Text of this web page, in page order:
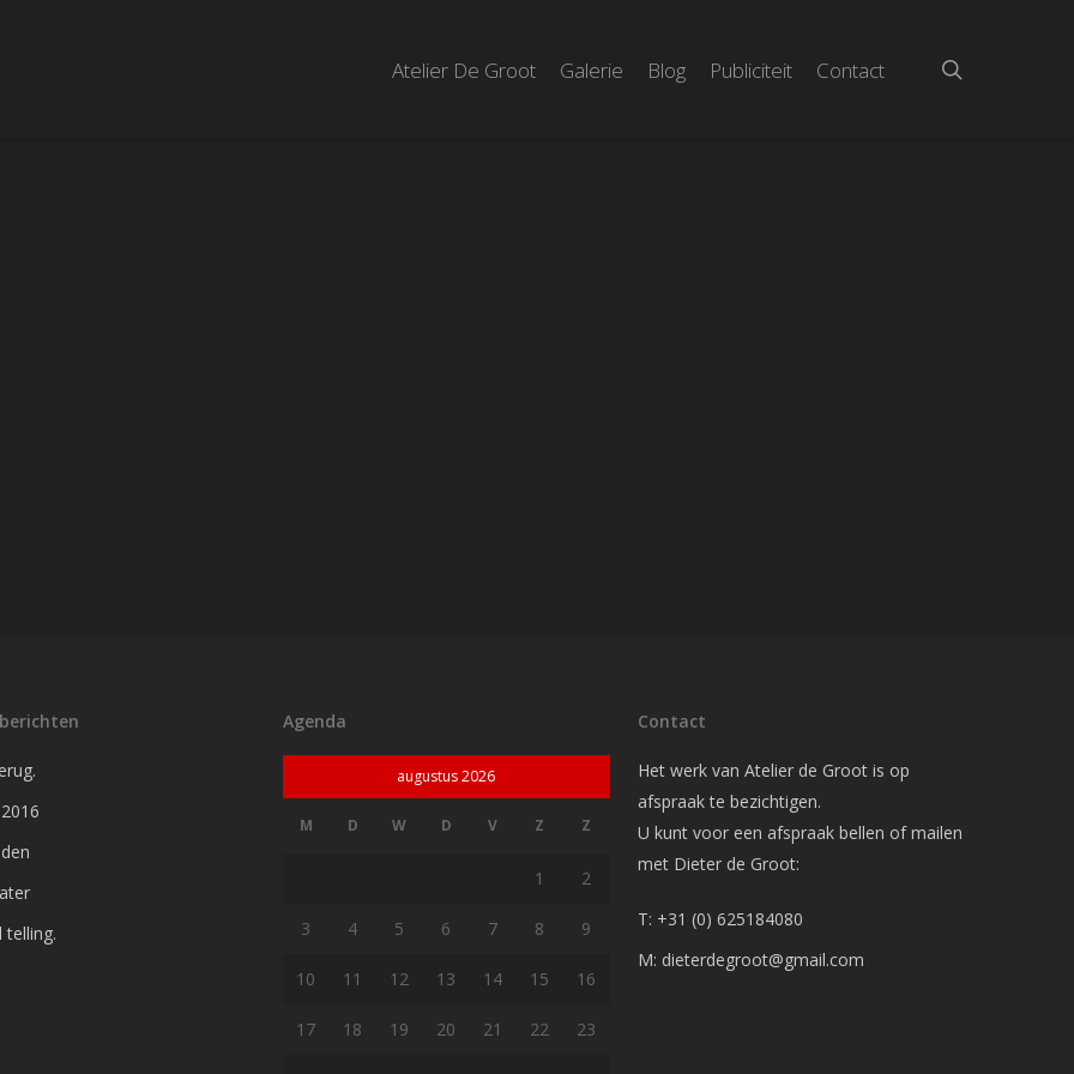
Atelier De Groot Galerie Blog Publiciteit Contact
telling.
Agenda
augustus 2026
M D W D V Z Z
1 2
3 4 5 6 7 8 9
10 11 12 13 14 15 16
17 18 19 20 21 22 23
Contact
Het werk van Atelier de Groot is op
afspraak te bezichtigen.
U kunt voor een afspraak bellen of mailen
met Dieter de Groot:
T: +31 (0) 625184080
M: dieterdegroot@gmail.com